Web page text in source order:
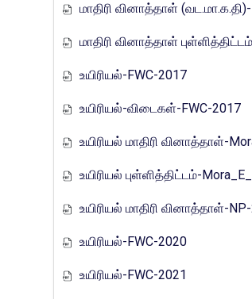
மாதிரி வினாத்தாள் (வட.மா.க.தி)- 2017
மாதிரி வினாத்தாள் புள்ளித்திட்டம் (வட.மா.க.தி)-
உயிரியல்-FWC-2017
உயிரியல்-விடைகள்-FWC-2017
உயிரியல் மாதிரி வினாத்தாள்-
உயிரியல் புள்ளித்திட்டம்-
உயிரியல் மாதிரி வினாத்தாள்-NP-
உயிரியல்-FWC-2020
உயிரியல்-FWC-2021